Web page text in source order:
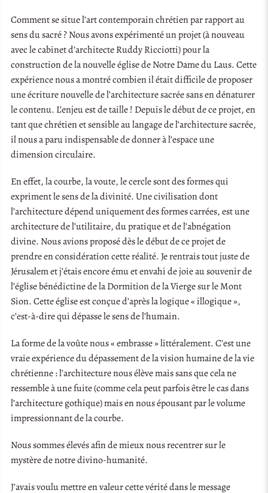
Comment se situe l’art contemporain chrétien par rapport au
sens du sacré ? Nous avons expérimenté un projet (à nouveau
avec le cabinet d’architecte Ruddy Ricciotti) pour la
construction de la nouvelle église de Notre Dame du Laus. Cette
expérience nous a montré combien il était difficile de proposer
une écriture nouvelle de l’architecture sacrée sans en dénaturer
le contenu. L’enjeu est de taille ! Depuis le début de ce projet, en
tant que chrétien et sensible au langage de l’architecture sacrée,
il nous a paru indispensable de donner à l’espace une
dimension circulaire.
En effet, la courbe, la voute, le cercle sont des formes qui
expriment le sens de la divinité. Une civilisation dont
l’architecture dépend uniquement des formes carrées, est une
architecture de l’utilitaire, du pratique et de l’abnégation
divine. Nous avions proposé dès le début de ce projet de
prendre en considération cette réalité. Je rentrais tout juste de
Jérusalem et j’étais encore ému et envahi de joie au souvenir de
l’église bénédictine de la Dormition de la Vierge sur le Mont
Sion. Cette église est conçue d’après la logique « illogique »,
c’est-à-dire qui dépasse le sens de l’humain.
La forme de la voûte nous « embrasse » littéralement. C’est une
vraie expérience du dépassement de la vision humaine de la vie
chrétienne : l’architecture nous élève mais sans que cela ne
ressemble à une fuite (comme cela peut parfois être le cas dans
l’architecture gothique) mais en nous épousant par le volume
impressionnant de la courbe.
Nous sommes élevés afin de mieux nous recentrer sur le
mystère de notre divino-humanité.
J’avais voulu mettre en valeur cette vérité dans le message